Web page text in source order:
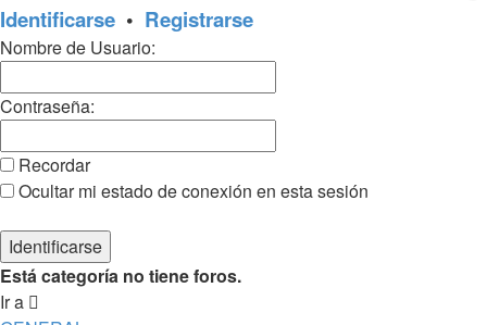
Identificarse • Registrarse
Nombre de Usuario:
Contraseña:
Recordar
Ocultar mi estado de conexión en esta sesión
Está categoría no tiene foros.
Ir a